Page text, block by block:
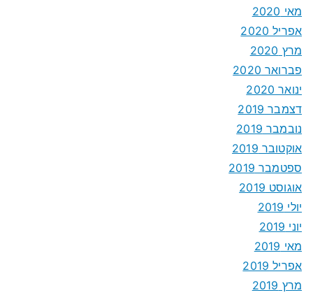
מאי 2020
אפריל 2020
מרץ 2020
פברואר 2020
ינואר 2020
דצמבר 2019
נובמבר 2019
אוקטובר 2019
ספטמבר 2019
אוגוסט 2019
יולי 2019
יוני 2019
מאי 2019
אפריל 2019
מרץ 2019